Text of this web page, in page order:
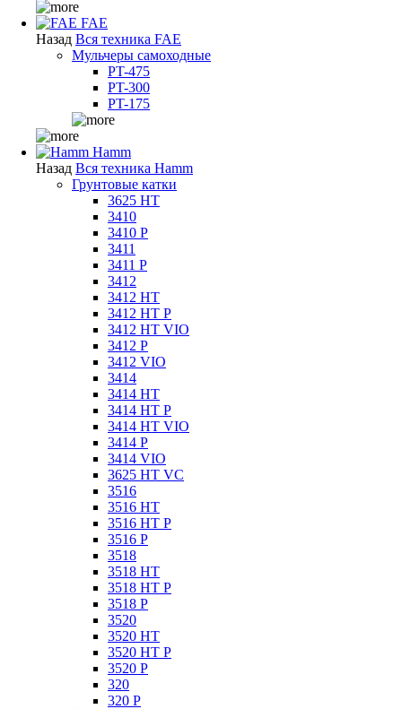
FAE
Назад Вся техника FAE
Мульчеры самоходные
PT-475
PT-300
PT-175
Hamm
Назад Вся техника Hamm
Грунтовые катки
3625 HT
3410
3410 P
3411
3411 P
3412
3412 HT
3412 HT P
3412 HT VIO
3412 P
3412 VIO
3414
3414 HT
3414 HT P
3414 HT VIO
3414 P
3414 VIO
3625 HT VC
3516
3516 HT
3516 HT P
3516 P
3518
3518 HT
3518 HT P
3518 P
3520
3520 HT
3520 HT P
3520 P
320
320 P